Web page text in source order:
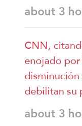
about 3
CNN,
enojado
debilitan su
about 3